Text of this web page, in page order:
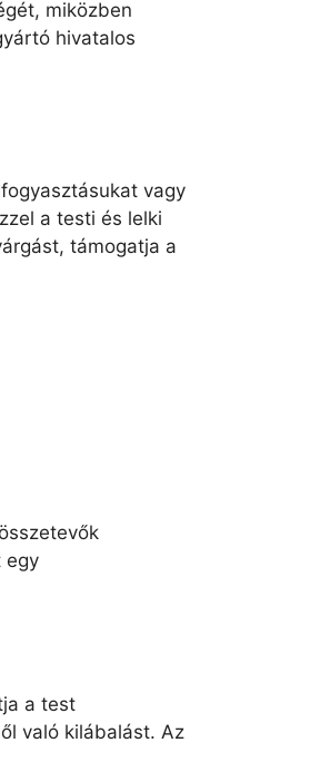
miközben
hivatalos
vagy
a testi és lelki
támogatja a
egy
a test
való kilábalást. Az